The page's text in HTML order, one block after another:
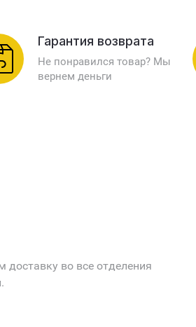
Гарантия возврата
Не понравился товар? Мы
вернем деньги
доставку во все отделения